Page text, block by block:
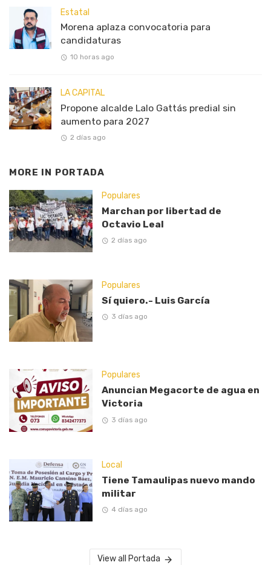
Estatal
Morena aplaza convocatoria para
candidaturas
10 horas ago
LA CAPITAL
Propone alcalde Lalo Gattás predial sin
aumento para 2027
2 días ago
MORE IN PORTADA
Populares
Marchan por libertad de
Octavio Leal
2 días ago
Populares
Sí quiero.- Luis García
3 días ago
Populares
Anuncian Megacorte de agua en
Victoria
3 días ago
Local
Tiene Tamaulipas nuevo mando
militar
4 días ago
View all Portada